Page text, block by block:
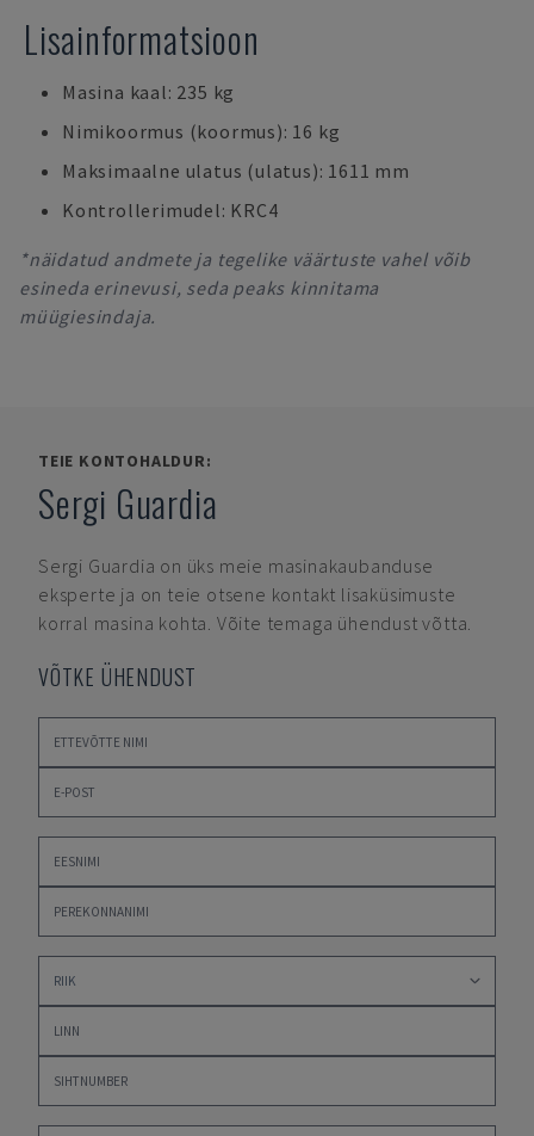
Lisainformatsioon
Masina kaal: 235 kg
Nimikoormus (koormus): 16 kg
Maksimaalne ulatus (ulatus): 1611 mm
Kontrollerimudel: KRC4
*näidatud andmete ja tegelike väärtuste vahel võib
esineda erinevusi, seda peaks kinnitama
müügiesindaja.
TEIE KONTOHALDUR:
Sergi Guardia
Sergi Guardia on üks meie masinakaubanduse
eksperte ja on teie otsene kontakt lisaküsimuste
korral masina kohta. Võite temaga ühendust võtta.
VÕTKE ÜHENDUST